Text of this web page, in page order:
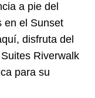
a pie del
en el Sunset
disfruta del
Riverwalk
para su